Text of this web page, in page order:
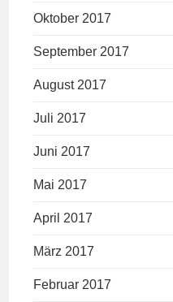
Oktober 2017
September 2017
August 2017
Juli 2017
Juni 2017
Mai 2017
April 2017
März 2017
Februar 2017